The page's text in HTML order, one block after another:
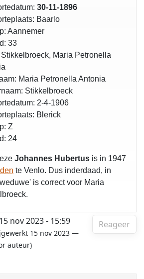
30-11-1896
Baarlo
Aannemer
33
Stikkelbroeck, Maria Petronella
Maria Petronella Antonia
Stikkelbroeck
2-4-1906
Blerick
Z
24
Johannes Hubertus is in 1947
te Venlo. Dus inderdaad, in
is correct voor Maria
Reageer
nov 2023 - 15:59
15 nov 2023 —
auteur)